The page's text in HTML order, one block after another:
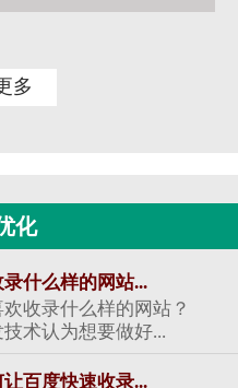
多
化
什么样的网站...
收录什么样的网站？
术认为想要做好...
百度快速收录...